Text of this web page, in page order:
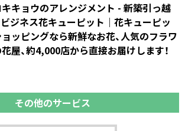
キョウのアレンジメント - 新築引っ越
ビジネス花キューピット｜花キューピッ
ッピングなら新鮮なお花、人気のフラワ
屋、約4,000店から直接お届けします！
その他のサービス